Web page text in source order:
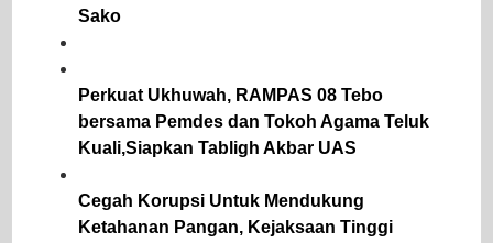
Sako
Perkuat Ukhuwah, RAMPAS 08 Tebo
bersama Pemdes dan Tokoh Agama Teluk
Kuali,Siapkan Tabligh Akbar UAS
Cegah Korupsi Untuk Mendukung
Ketahanan Pangan, Kejaksaan Tinggi